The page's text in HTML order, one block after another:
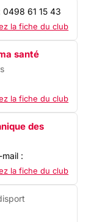
0498 61 15 43
la fiche du club
santé
la fiche du club
des
mail :
la fiche du club